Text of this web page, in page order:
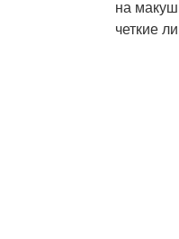
на
четкие